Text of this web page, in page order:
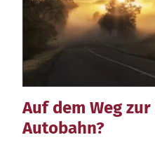
Auf dem Weg
Autobahn?